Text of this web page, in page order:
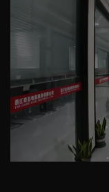
менеджмента
для ускорения
новой
отрасли. Как
серии ML/YL
передовое
двигателей,